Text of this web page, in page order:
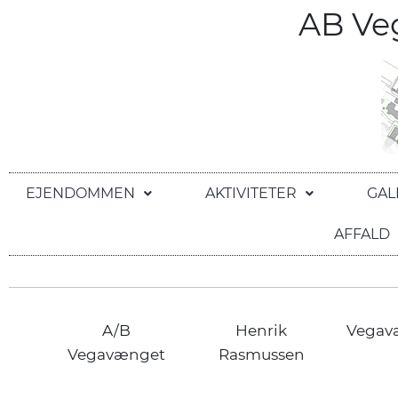
AB
EJENDOMMEN AKTIVITETER
AFFALD
A/B
Vegavænget
Henrik
Rasmussen